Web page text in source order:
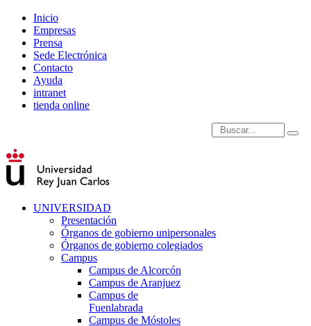
Inicio
Empresas
Prensa
Sede Electrónica
Contacto
Ayuda
intranet
tienda online
Introduce términos de
UNIVERSIDAD
Presentación
Órganos de gobierno unipersonales
Órganos de gobierno colegiados
Campus
Campus de Alcorcón
Campus de Aranjuez
Campus de
Fuenlabrada
Campus de Móstoles